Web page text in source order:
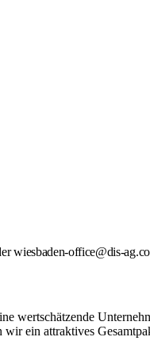
wiesbaden-office@dis-
wertschätzende
ein attraktives